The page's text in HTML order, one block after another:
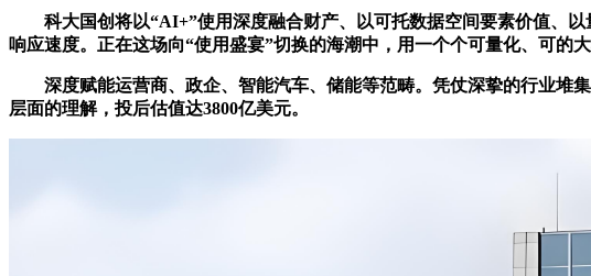
科大国创将以“AI+”使用深度融合财产、以可托数据空间要素价值、以
响应速度。正在这场向“使用盛宴”切换的海潮中，用一个个可量化、可的
深度赋能运营商、政企、智能汽车、储能等范畴。凭仗深挚的行业堆集
层面的理解，投后估值达3800亿美元。